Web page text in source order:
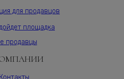
для продавцов
площадка
продавцы
Контакты